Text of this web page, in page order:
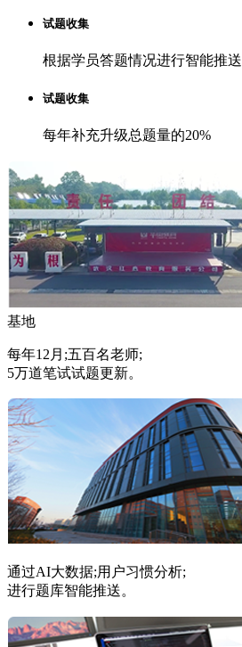
试题收集
根据学员答题情况进行智能推送
试题收集
每年补充升级总题量的20%
基地
每年12月;五百名老师;
5万道笔试试题更新。
通过AI大数据;用户习惯分析;
进行题库智能推送。